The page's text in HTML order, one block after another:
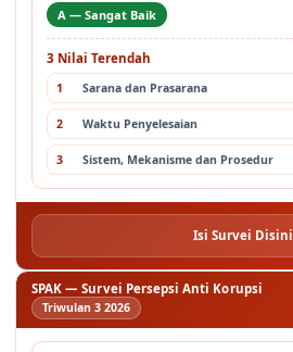
A — Sangat Baik
3 Nilai Terendah
1 Sarana dan Prasarana
2 Waktu Penyelesaian
3 Sistem, Mekanisme dan Prosedur
Isi Survei Disini
SPAK — Survei Persepsi Anti Korupsi
Triwulan 3 2026